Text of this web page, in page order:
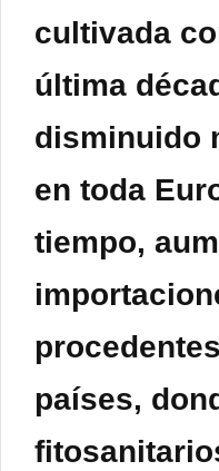
cultivada
última
disminuido
en toda
tiempo,
países,